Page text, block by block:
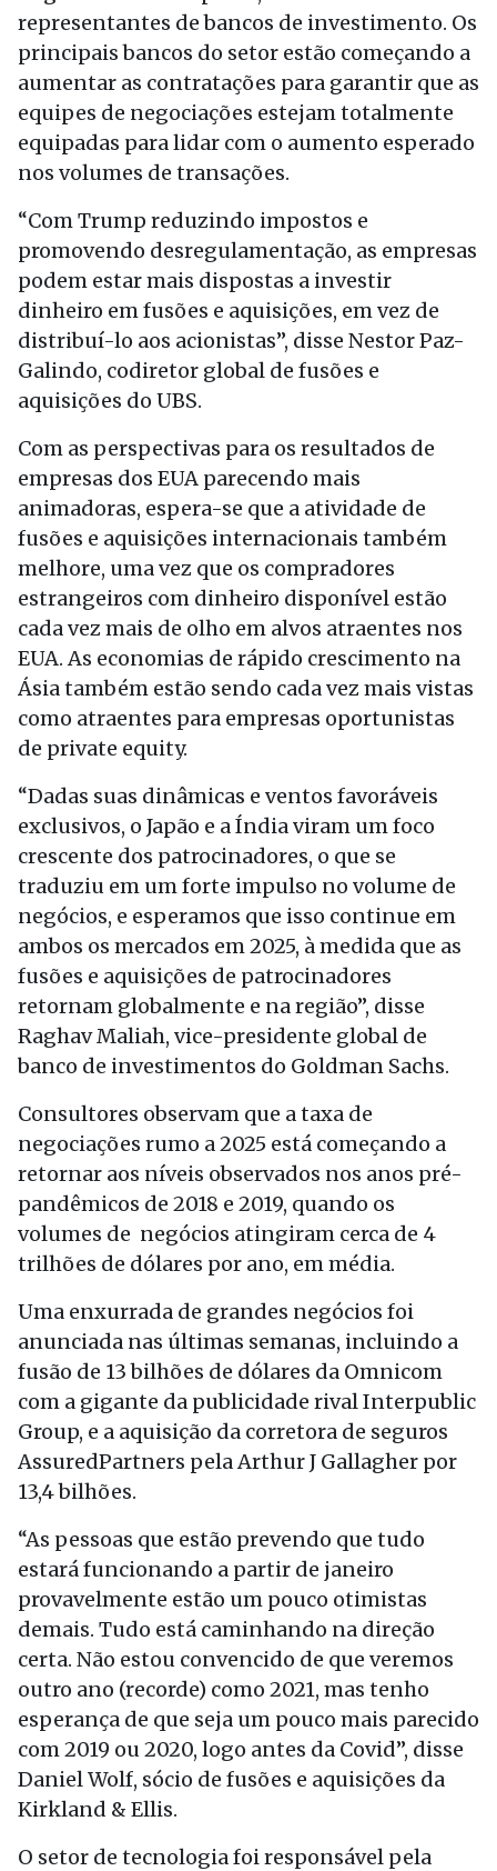
representantes de bancos de investimento. Os
principais bancos do setor estão começando a
aumentar as contratações para garantir que as
equipes de negociações estejam totalmente
equipadas para lidar com o aumento esperado
nos volumes de transações.
“Com Trump reduzindo impostos e
promovendo desregulamentação, as empresas
podem estar mais dispostas a investir
dinheiro em fusões e aquisições, em vez de
distribuí-lo aos acionistas”, disse Nestor Paz-
Galindo, codiretor global de fusões e
aquisições do UBS.
Com as perspectivas para os resultados de
empresas dos EUA parecendo mais
animadoras, espera-se que a atividade de
fusões e aquisições internacionais também
melhore, uma vez que os compradores
estrangeiros com dinheiro disponível estão
cada vez mais de olho em alvos atraentes nos
EUA. As economias de rápido crescimento na
Ásia também estão sendo cada vez mais vistas
como atraentes para empresas oportunistas
de private equity.
“Dadas suas dinâmicas e ventos favoráveis
exclusivos, o Japão e a Índia viram um foco
crescente dos patrocinadores, o que se
traduziu em um forte impulso no volume de
negócios, e esperamos que isso continue em
ambos os mercados em 2025, à medida que as
fusões e aquisições de patrocinadores
retornam globalmente e na região”, disse
Raghav Maliah, vice-presidente global de
banco de investimentos do Goldman Sachs.
Consultores observam que a taxa de
negociações rumo a 2025 está começando a
retornar aos níveis observados nos anos pré-
pandêmicos de 2018 e 2019, quando os
volumes de negócios atingiram cerca de 4
trilhões de dólares por ano, em média.
Uma enxurrada de grandes negócios foi
anunciada nas últimas semanas, incluindo a
fusão de 13 bilhões de dólares da Omnicom
com a gigante da publicidade rival Interpublic
Group, e a aquisição da corretora de seguros
AssuredPartners pela Arthur J Gallagher por
13,4 bilhões.
“As pessoas que estão prevendo que tudo
estará funcionando a partir de janeiro
provavelmente estão um pouco otimistas
demais. Tudo está caminhando na direção
certa. Não estou convencido de que veremos
outro ano (recorde) como 2021, mas tenho
esperança de que seja um pouco mais parecido
com 2019 ou 2020, logo antes da Covid”, disse
Daniel Wolf, sócio de fusões e aquisições da
Kirkland & Ellis.
O setor de tecnologia foi responsável pela